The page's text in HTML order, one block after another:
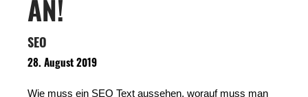
AN!
SEO
28. August 2019
Wie muss ein SEO Text aussehen, worauf muss man